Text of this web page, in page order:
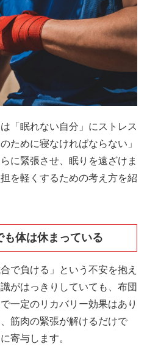
「眠れない自分」にストレス
ために寝なければならない」
に緊張させ、眠りを遠ざけま
を軽くするための考え方を紹
体は休まっている
で負ける」という不安を抱え
がはっきりしていても、布団
一定のリカバリー効果はあり
筋肉の緊張が解けるだけで
寄与します。